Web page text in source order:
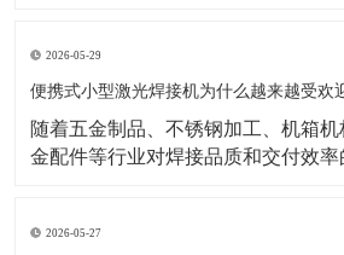
时的重要衡量标准。也正因为如此，
接机逐渐成为不少企业重点关注的设
接方式相比，
2026-05-29
便携式小型激光焊接机为什么越来越受欢
随着五金制品、不锈钢加工、机箱
金配件等行业对焊接品质和交付效
接机正受到越来越多加工企业的关
2026-05-27